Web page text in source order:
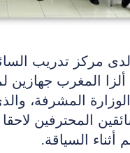
مركز تدريب
المغرب جهازين
المشرفة،
المحترفين
السياقة.